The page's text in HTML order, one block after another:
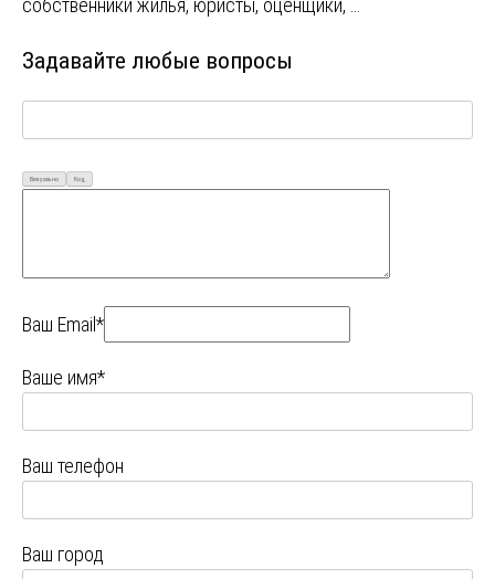
собственники жилья, юристы, оценщики, …
Задавайте любые вопросы
Визуально Код
Ваш Email*
Ваше имя*
Ваш телефон
Ваш город